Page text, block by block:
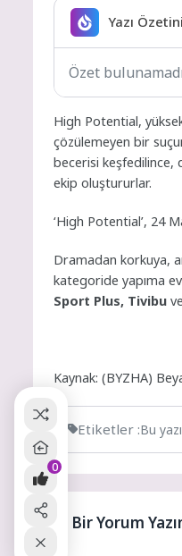
Yazı
Özet
High Potential,
çözülemeyen bir
becerisi keşfedilince,
ekip oluştururlar.
‘High Potential’, 24
Dramadan korkuya,
kategoride yapıma
Sport Plus, Tivibuve
Kaynak: (BYZHA)
Etiketler :Bu
Bir Yorum
0